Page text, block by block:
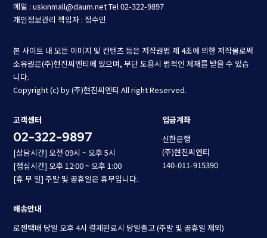
메일 : uskinmall@daum.netTel 02-322-9897
개인정보관리 책임자 : 정수민
본 사이트 내 모든 이미지 및 컨텐츠 등은 저작권법 제 4조에 의한 저작물로써
소유권은(주)현진씨엔티에 있으며, 무단 도용시 법적인 제재를 받을 수 있습
니다.
Copyright (c) by (주)현진씨엔티 All right Reserved.
고객센터
02-322-9897
[상담시간] 오전 09시 ~ 오후 5시
[점심시간] 오후 12:00 ~ 오후 1:00
[휴 무 일] 주말 및 공휴일은 휴무입니다.
입금계좌
신한은행
(주)현진씨엔티
140-011-915390
배송안내
로젠택배 당일 오후 4시 결제완료시 당일출고 (주말 및 공휴일 제외)